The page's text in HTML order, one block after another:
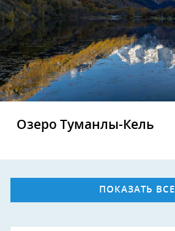
Озеро Туманлы-Кель
ПОКАЗАТЬ ВСЕ